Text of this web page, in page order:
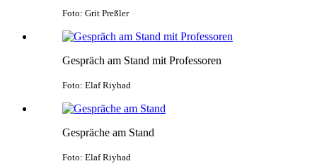
Foto: Grit Preßler
Gespräch am Stand mit Professoren
Foto: Elaf Riyhad
Gespräche am Stand
Foto: Elaf Riyhad